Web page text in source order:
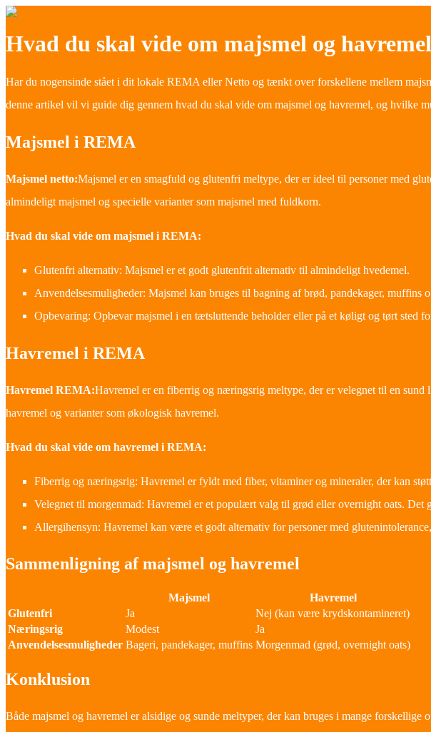
Hvad du skal vide om majsmel og
Har du nogensinde stået i dit lokale REMA eller Netto og tænkt over forskellene mellem
denne artikel vil vi guide dig gennem hvad du skal vide om majsmel og havremel, og hvilke
Majsmel i REMA
Majsmel netto:Majsmel er en smagfuld og glutenfri meltype, der er ideel til personer med
almindeligt majsmel og specielle varianter som majsmel med fuldkorn.
Hvad du skal vide om majsmel i REMA:
Glutenfri alternativ: Majsmel er et godt glutenfrit alternativ til almindeligt hvedemel.
Anvendelsesmuligheder: Majsmel kan bruges til bagning af brød, pandekager,
Opbevaring: Opbevar majsmel i en tætsluttende beholder eller på et køligt og tørt sted
Havremel i REMA
Havremel REMA:Havremel er en fiberrig og næringsrig meltype, der er velegnet til en
havremel og varianter som økologisk havremel.
Hvad du skal vide om havremel i REMA:
Fiberrig og næringsrig: Havremel er fyldt med fiber, vitaminer og mineraler, der kan
Velegnet til morgenmad: Havremel er et populært valg til grød eller overnight oats. Det
Allergihensyn: Havremel kan være et godt alternativ for personer med
Sammenligning af majsmel og havremel
Majsmel
Havremel
Glutenfri
Ja
Nej (kan være krydskontamineret)
Næringsrig
Modest
Ja
Anvendelsesmuligheder Bageri, pandekager, muffins Morgenmad (grød, overnight oats)
Konklusion
Både majsmel og havremel er alsidige og sunde meltyper, der kan bruges i mange